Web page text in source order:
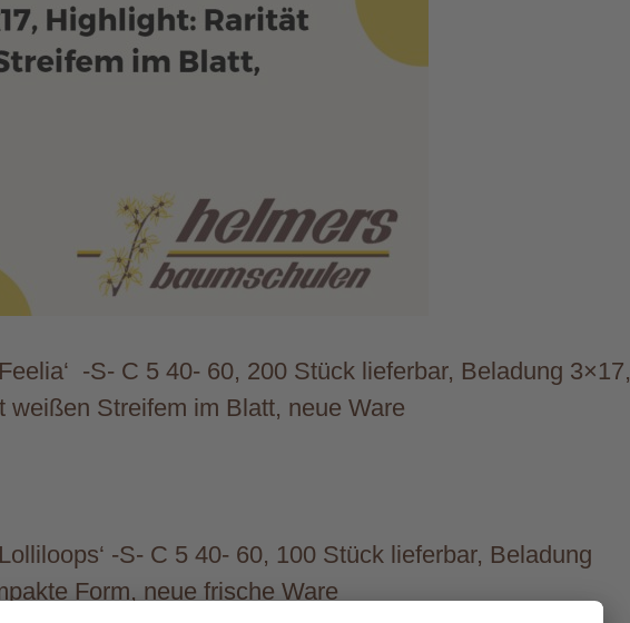
-S- C 5 40- 60, 200 Stück lieferbar, Beladung 3×17,
weißen Streifem im Blatt, neue Ware
-S- C 5 40- 60, 100 Stück lieferbar, Beladung
Form, neue frische Ware